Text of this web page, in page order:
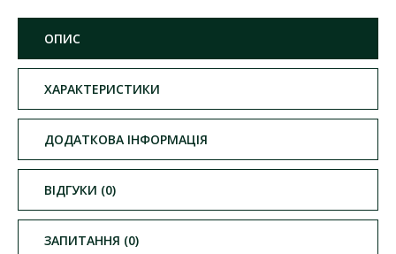
ОПИС
ХАРАКТЕРИСТИКИ
ДОДАТКОВА ІНФОРМАЦІЯ
ВІДГУКИ (0)
ЗАПИТАННЯ (0)